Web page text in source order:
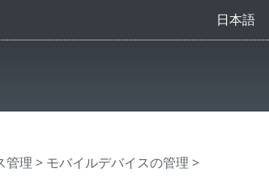
日本語
管理 > モバイルデバイスの管理 >